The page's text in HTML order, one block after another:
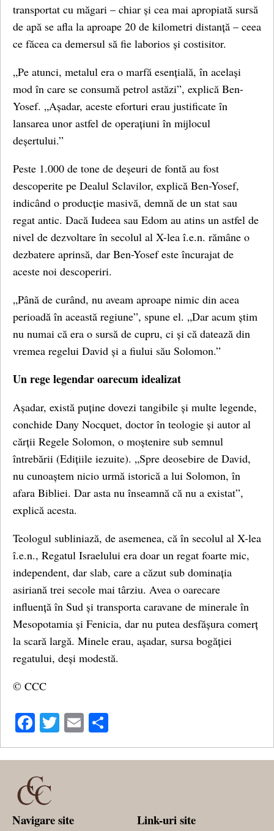
transportat cu măgari – chiar și cea mai apropiată sursă
de apă se afla la aproape 20 de kilometri distanță – ceea
ce făcea ca demersul să fie laborios și costisitor.
„Pe atunci, metalul era o marfă esențială, în același
mod în care se consumă petrol astăzi”, explică Ben-
Yosef. „Așadar, aceste eforturi erau justificate în
lansarea unor astfel de operațiuni în mijlocul
deșertului.”
Peste 1.000 de tone de deșeuri de fontă au fost
descoperite pe Dealul Sclavilor, explică Ben-Yosef,
indicând o producție masivă, demnă de un stat sau
regat antic. Dacă Iudeea sau Edom au atins un astfel de
nivel de dezvoltare în secolul al X-lea î.e.n. rămâne o
dezbatere aprinsă, dar Ben-Yosef este încurajat de
aceste noi descoperiri.
„Până de curând, nu aveam aproape nimic din acea
perioadă în această regiune”, spune el. „Dar acum știm
nu numai că era o sursă de cupru, ci și că datează din
vremea regelui David și a fiului său Solomon.”
Un rege legendar oarecum idealizat
Așadar, există puține dovezi tangibile și multe legende,
conchide Dany Nocquet, doctor în teologie și autor al
cărții Regele Solomon, o moștenire sub semnul
întrebării (Edițiile iezuite). „Spre deosebire de David,
nu cunoaștem nicio urmă istorică a lui Solomon, în
afara Bibliei. Dar asta nu înseamnă că nu a existat”,
explică acesta.
Teologul subliniază, de asemenea, că în secolul al X-lea
î.e.n., Regatul Israelului era doar un regat foarte mic,
independent, dar slab, care a căzut sub dominația
asiriană trei secole mai târziu. Avea o oarecare
influență în Sud și transporta caravane de minerale în
Mesopotamia și Fenicia, dar nu putea desfășura comerț
la scară largă. Minele erau, așadar, sursa bogăției
regatului, deși modestă.
© CCC
Facebook
Twitter
Email
Navigare site Link-uri site